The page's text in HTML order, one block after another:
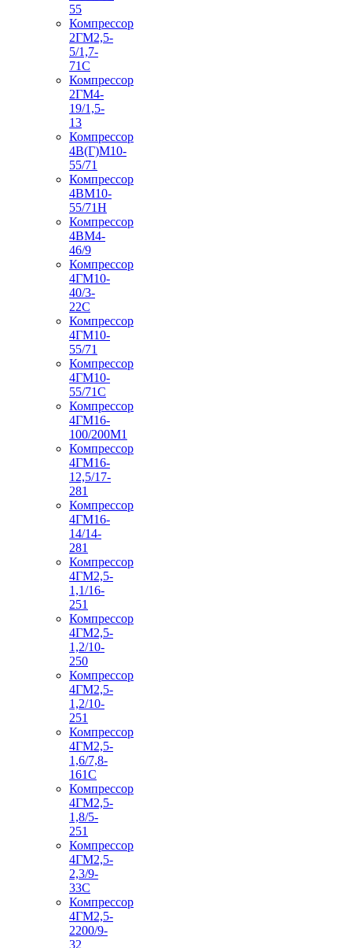
55
Компрессор
2ГМ2,5-
5/1,7-
71С
Компрессор
2ГМ4-
19/1,5-
13
Компрессор
4В(Г)М10-
55/71
Компрессор
4ВМ10-
55/71Н
Компрессор
4ВМ4-
46/9
Компрессор
4ГМ10-
40/3-
22С
Компрессор
4ГМ10-
55/71
Компрессор
4ГМ10-
55/71С
Компрессор
4ГМ16-
100/200М1
Компрессор
4ГМ16-
12,5/17-
281
Компрессор
4ГМ16-
14/14-
281
Компрессор
4ГМ2,5-
1,1/16-
251
Компрессор
4ГМ2,5-
1,2/10-
250
Компрессор
4ГМ2,5-
1,2/10-
251
Компрессор
4ГМ2,5-
1,6/7,8-
161С
Компрессор
4ГМ2,5-
1,8/5-
251
Компрессор
4ГМ2,5-
2,3/9-
33С
Компрессор
4ГМ2,5-
2200/9-
32